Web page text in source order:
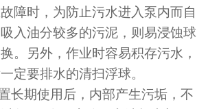
障时，为防止污水进入泵内而自
入油分较多的污泥，则易浸蚀球
。另外，作业时容易积存污水，
定要排水的清扫浮球。
长期使用后，内部产生污垢，不